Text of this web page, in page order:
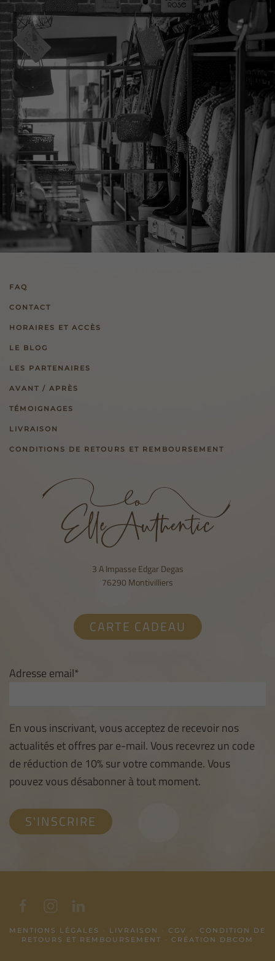
FAQ
CONTACT
HORAIRES ET ACCÈS
LE BLOG
LES PARTENAIRES
AVANT / APRÈS
TÉMOIGNAGES
LIVRAISON
CONDITIONS DE RETOURS ET REMBOURSEMENT
3 A Impasse Edgar Degas
76290 Montivilliers
CARTE CADEAU
Adresse email*
En vous inscrivant, vous acceptez de recevoir nos
actualités et offres par e-mail. Vous recevrez un code
de réduction de 10% sur votre commande. Vous
pouvez vous désabonner à tout moment.
MENTIONS LÉGALES LIVRAISON CGV
CONDITION DE
RETOURS ET REMBOURSEMENT
CRÉATION DBCOM